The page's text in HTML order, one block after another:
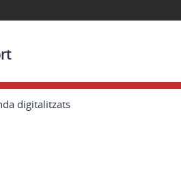
digitalitzats